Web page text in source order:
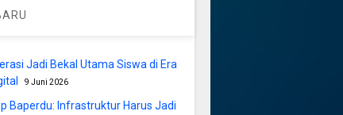
Jadi Bekal Utama Siswa di Era
9 Juni 2026
Baperdu: Infrastruktur Harus Jadi